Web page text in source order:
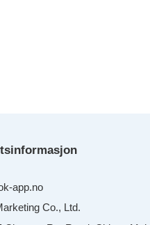
app.no
Co., Ltd.